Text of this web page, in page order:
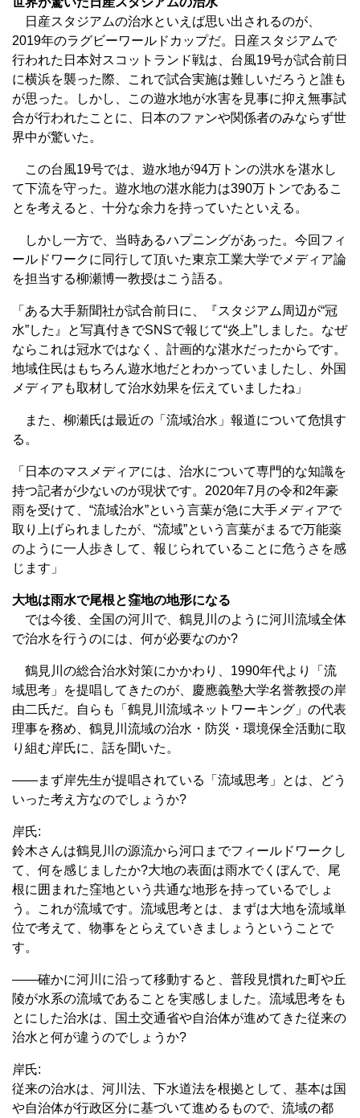
日産スタジアムの治水といえば思い出されるのが、
2019年のラグビーワールドカップだ。日産スタジアムで
行われた日本対スコットランド戦は、台風19号が試合前日
に横浜を襲った際、これで試合実施は難しいだろうと誰も
が思った。しかし、この遊水地が水害を見事に抑え無事試
合が行われたことに、日本のファンや関係者のみならず世
界中が驚いた。
この台風19号では、遊水地が94万トンの洪水を湛水し
て下流を守った。遊水地の湛水能力は390万トンであるこ
とを考えると、十分な余力を持っていたといえる。
しかし一方で、当時あるハプニングがあった。今回フィ
ールドワークに同行して頂いた東京工業大学でメディア論
を担当する柳瀬博一教授はこう語る。
「ある大手新聞社が試合前日に、『スタジアム周辺が“冠
水”した』と写真付きでSNSで報じて“炎上”しました。なぜ
ならこれは冠水ではなく、計画的な湛水だったからです。
地域住民はもちろん遊水地だとわかっていましたし、外国
メディアも取材して治水効果を伝えていましたね」
また、柳瀬氏は最近の「流域治水」報道について危惧す
る。
「日本のマスメディアには、治水について専門的な知識を
持つ記者が少ないのが現状です。2020年7月の令和2年豪
雨を受けて、“流域治水”という言葉が急に大手メディアで
取り上げられましたが、“流域”という言葉がまるで万能薬
のように一人歩きして、報じられていることに危うさを感
じます」
大地は雨水で尾根と窪地の地形になる
では今後、全国の河川で、鶴見川のように河川流域全体
で治水を行うのには、何が必要なのか?
鶴見川の総合治水対策にかかわり、1990年代より「流
域思考」を提唱してきたのが、慶應義塾大学名誉教授の岸
由二氏だ。自らも「鶴見川流域ネットワーキング」の代表
理事を務め、鶴見川流域の治水・防災・環境保全活動に取
り組む岸氏に、話を聞いた。
――まず岸先生が提唱されている「流域思考」とは、どう
いった考え方なのでしょうか?
岸氏:
鈴木さんは鶴見川の源流から河口までフィールドワークし
て、何を感じましたか?大地の表面は雨水でくぼんで、尾
根に囲まれた窪地という共通な地形を持っているでしょ
う。これが流域です。流域思考とは、まずは大地を流域単
位で考えて、物事をとらえていきましょうということで
す。
――確かに河川に沿って移動すると、普段見慣れた町や丘
陵が水系の流域であることを実感しました。流域思考をも
とにした治水は、国土交通省や自治体が進めてきた従来の
治水と何が違うのでしょうか?
岸氏:
従来の治水は、河川法、下水道法を根拠として、基本は国
や自治体が行政区分に基づいて進めるもので、流域の都